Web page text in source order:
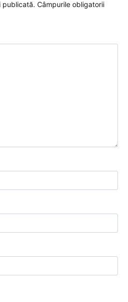
publicată. Câmpurile obligatorii